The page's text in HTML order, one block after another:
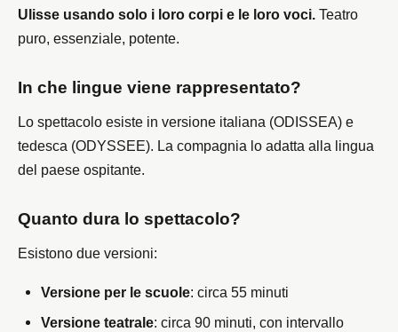
Ulisse usando solo i loro corpi e le loro voci. Teatro
puro, essenziale, potente.
In che lingue viene rappresentato?
Lo spettacolo esiste in versione italiana (ODISSEA) e
tedesca (ODYSSEE). La compagnia lo adatta alla lingua
del paese ospitante.
Quanto dura lo spettacolo?
Esistono due versioni:
Versione per le scuole: circa 55 minuti
Versione teatrale: circa 90 minuti, con intervallo